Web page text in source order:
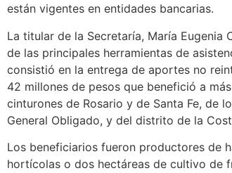
están vigentes en entidades bancarias.
La titular de la Secretaría, María Eugenia
de las principales herramientas de
consistió en la entrega de aportes no
42 millones de pesos que benefició a
cinturones de Rosario y de Santa Fe, de
General Obligado, y del distrito de la
Los beneficiarios fueron productores de
hortícolas o dos hectáreas de cultivo de